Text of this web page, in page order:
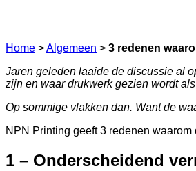
Home >Algemeen > 3 redenen
Jaren geleden laaide de discussie al
zijn en waar drukwerk gezien wordt
Op sommige vlakken dan. Want de
NPN Printing geeft 3 redenen
1 – Onderscheidend